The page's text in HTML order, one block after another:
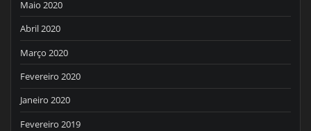
Maio 2020
Abril 2020
Março 2020
Fevereiro 2020
Janeiro 2020
Fevereiro 2019